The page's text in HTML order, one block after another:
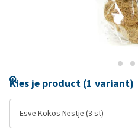
Kies je product (1 variant)
Esve Kokos Nestje (3 st)